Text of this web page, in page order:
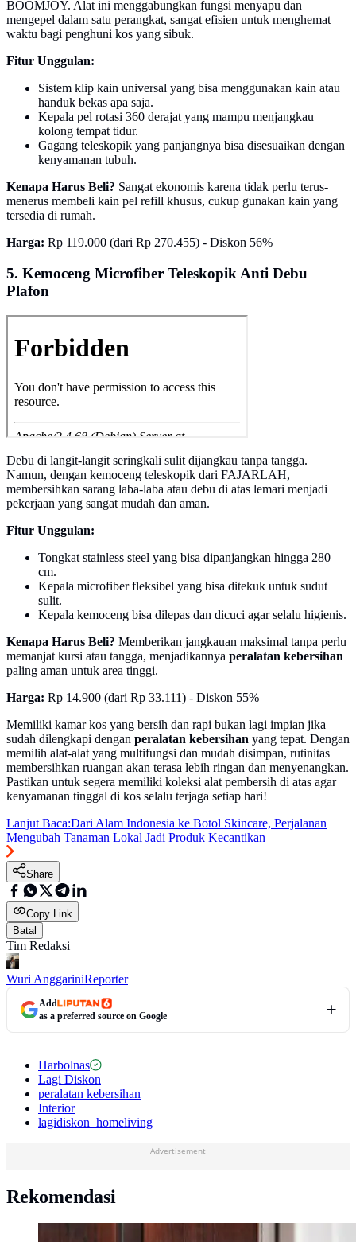
BOOMJOY. Alat ini menggabungkan fungsi menyapu dan
mengepel dalam satu perangkat, sangat efisien untuk menghemat
waktu bagi penghuni kos yang sibuk.
Fitur Unggulan:
Sistem klip kain universal yang bisa menggunakan kain atau
handuk bekas apa saja.
Kepala pel rotasi 360 derajat yang mampu menjangkau
kolong tempat tidur.
Gagang teleskopik yang panjangnya bisa disesuaikan dengan
kenyamanan tubuh.
Kenapa Harus Beli? Sangat ekonomis karena tidak perlu terus-
menerus membeli kain pel refill khusus, cukup gunakan kain yang
tersedia di rumah.
Harga: Rp 119.000 (dari Rp 270.455) - Diskon 56%
5. Kemoceng Microfiber Teleskopik Anti Debu
Plafon
Debu di langit-langit seringkali sulit dijangkau tanpa tangga.
Namun, dengan kemoceng teleskopik dari FAJARLAH,
membersihkan sarang laba-laba atau debu di atas lemari menjadi
pekerjaan yang sangat mudah dan aman.
Fitur Unggulan:
Tongkat stainless steel yang bisa dipanjangkan hingga 280
cm.
Kepala microfiber fleksibel yang bisa ditekuk untuk sudut
sulit.
Kepala kemoceng bisa dilepas dan dicuci agar selalu higienis.
Kenapa Harus Beli? Memberikan jangkauan maksimal tanpa perlu
memanjat kursi atau tangga, menjadikannya peralatan kebersihan
paling aman untuk area tinggi.
Harga: Rp 14.900 (dari Rp 33.111) - Diskon 55%
Memiliki kamar kos yang bersih dan rapi bukan lagi impian jika
sudah dilengkapi dengan peralatan kebersihan yang tepat. Dengan
memilih alat-alat yang multifungsi dan mudah disimpan, rutinitas
membersihkan ruangan akan terasa lebih ringan dan menyenangkan.
Pastikan untuk segera memiliki koleksi alat pembersih di atas agar
kenyamanan tinggal di kos selalu terjaga setiap hari!
Lanjut Baca:Dari Alam Indonesia ke Botol Skincare, Perjalanan
Mengubah Tanaman Lokal Jadi Produk Kecantikan
Share
Copy Link
Batal
Tim Redaksi
Wuri AnggariniReporter
Add
as a preferred source on Google
Harbolnas
Lagi Diskon
peralatan kebersihan
Interior
lagidiskon_homeliving
Advertisement
Rekomendasi